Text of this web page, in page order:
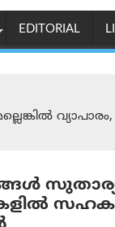
EDITORIAL